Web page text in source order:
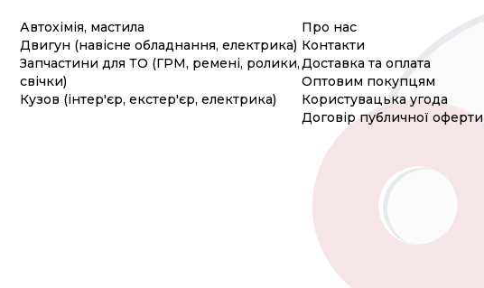
Автохімія, мастила
Двигун (навісне обладнання, електрика)
Запчастини для ТО (ГРМ, ремені, ролики,
свічки)
Кузов (інтер'єр, екстер'єр, електрика)
Про нас
Контакти
Доставка та оплата
Оптовим покупцям
Користувацька угода
Договір публичної оферти